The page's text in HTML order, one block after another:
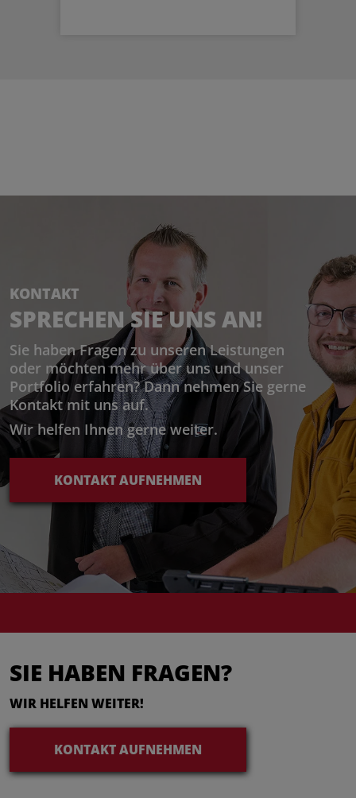
KONTAKT
SPRECHEN SIE UNS AN!
Sie haben Fragen zu unseren Leistungen
oder möchten mehr über uns und unser
Portfolio erfahren? Dann nehmen Sie gerne
Kontakt mit uns auf.
Wir helfen Ihnen gerne weiter.
KONTAKT AUFNEHMEN
SIE HABEN FRAGEN?
WIR HELFEN WEITER!
KONTAKT AUFNEHMEN